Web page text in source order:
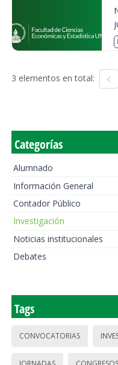
3 elementos en total:
Categorías
Alumnado
Información General
Contador Público
Investigación
Noticias institucionales
Debates
Tags
CONVOCATORIAS